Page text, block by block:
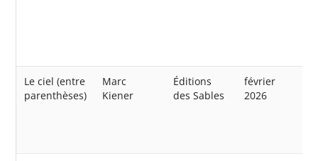
Le ciel (entre
parenthèses)
Marc
Kiener
Éditions
des Sables
février
2026